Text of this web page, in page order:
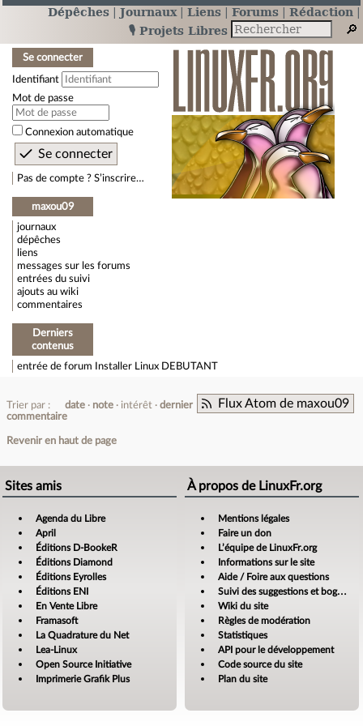
Dépêches Journaux Liens Forums
Rédaction
🎙️ Projets Libres
Se connecter
Identifiant
Mot de passe
Connexion automatique
Pas de compte ? S’inscrire…
maxou09
journaux
dépêches
liens
messages sur les forums
entrées du suivi
ajouts au wiki
commentaires
Derniers
contenus
entrée de forum Installer Linux DEBUTANT
Flux Atom de maxou09
Trier par : date note intérêt
dernier
commentaire
Revenir en haut de page
Sites amis
Agenda du Libre
April
Éditions D-BookeR
Éditions Diamond
Éditions Eyrolles
Éditions ENI
En Vente Libre
Framasoft
La Quadrature du Net
Lea-Linux
Open Source Initiative
Imprimerie Grafik Plus
À propos de LinuxFr.org
Mentions légales
Faire un don
L’équipe de LinuxFr.org
Informations sur le site
Aide / Foire aux questions
Suivi des suggestions et bogues
Wiki du site
Règles de modération
Statistiques
API pour le développement
Code source du site
Plan du site